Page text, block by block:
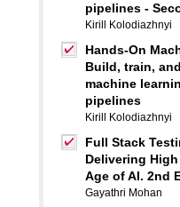
pipelines -
Kirill Kolodiazhnyi
Hands-On
Build, train,
machine
pipelines
Kirill Kolodiazhnyi
Full Stack
Delivering
Age of AI. 2nd
Gayathri Mohan